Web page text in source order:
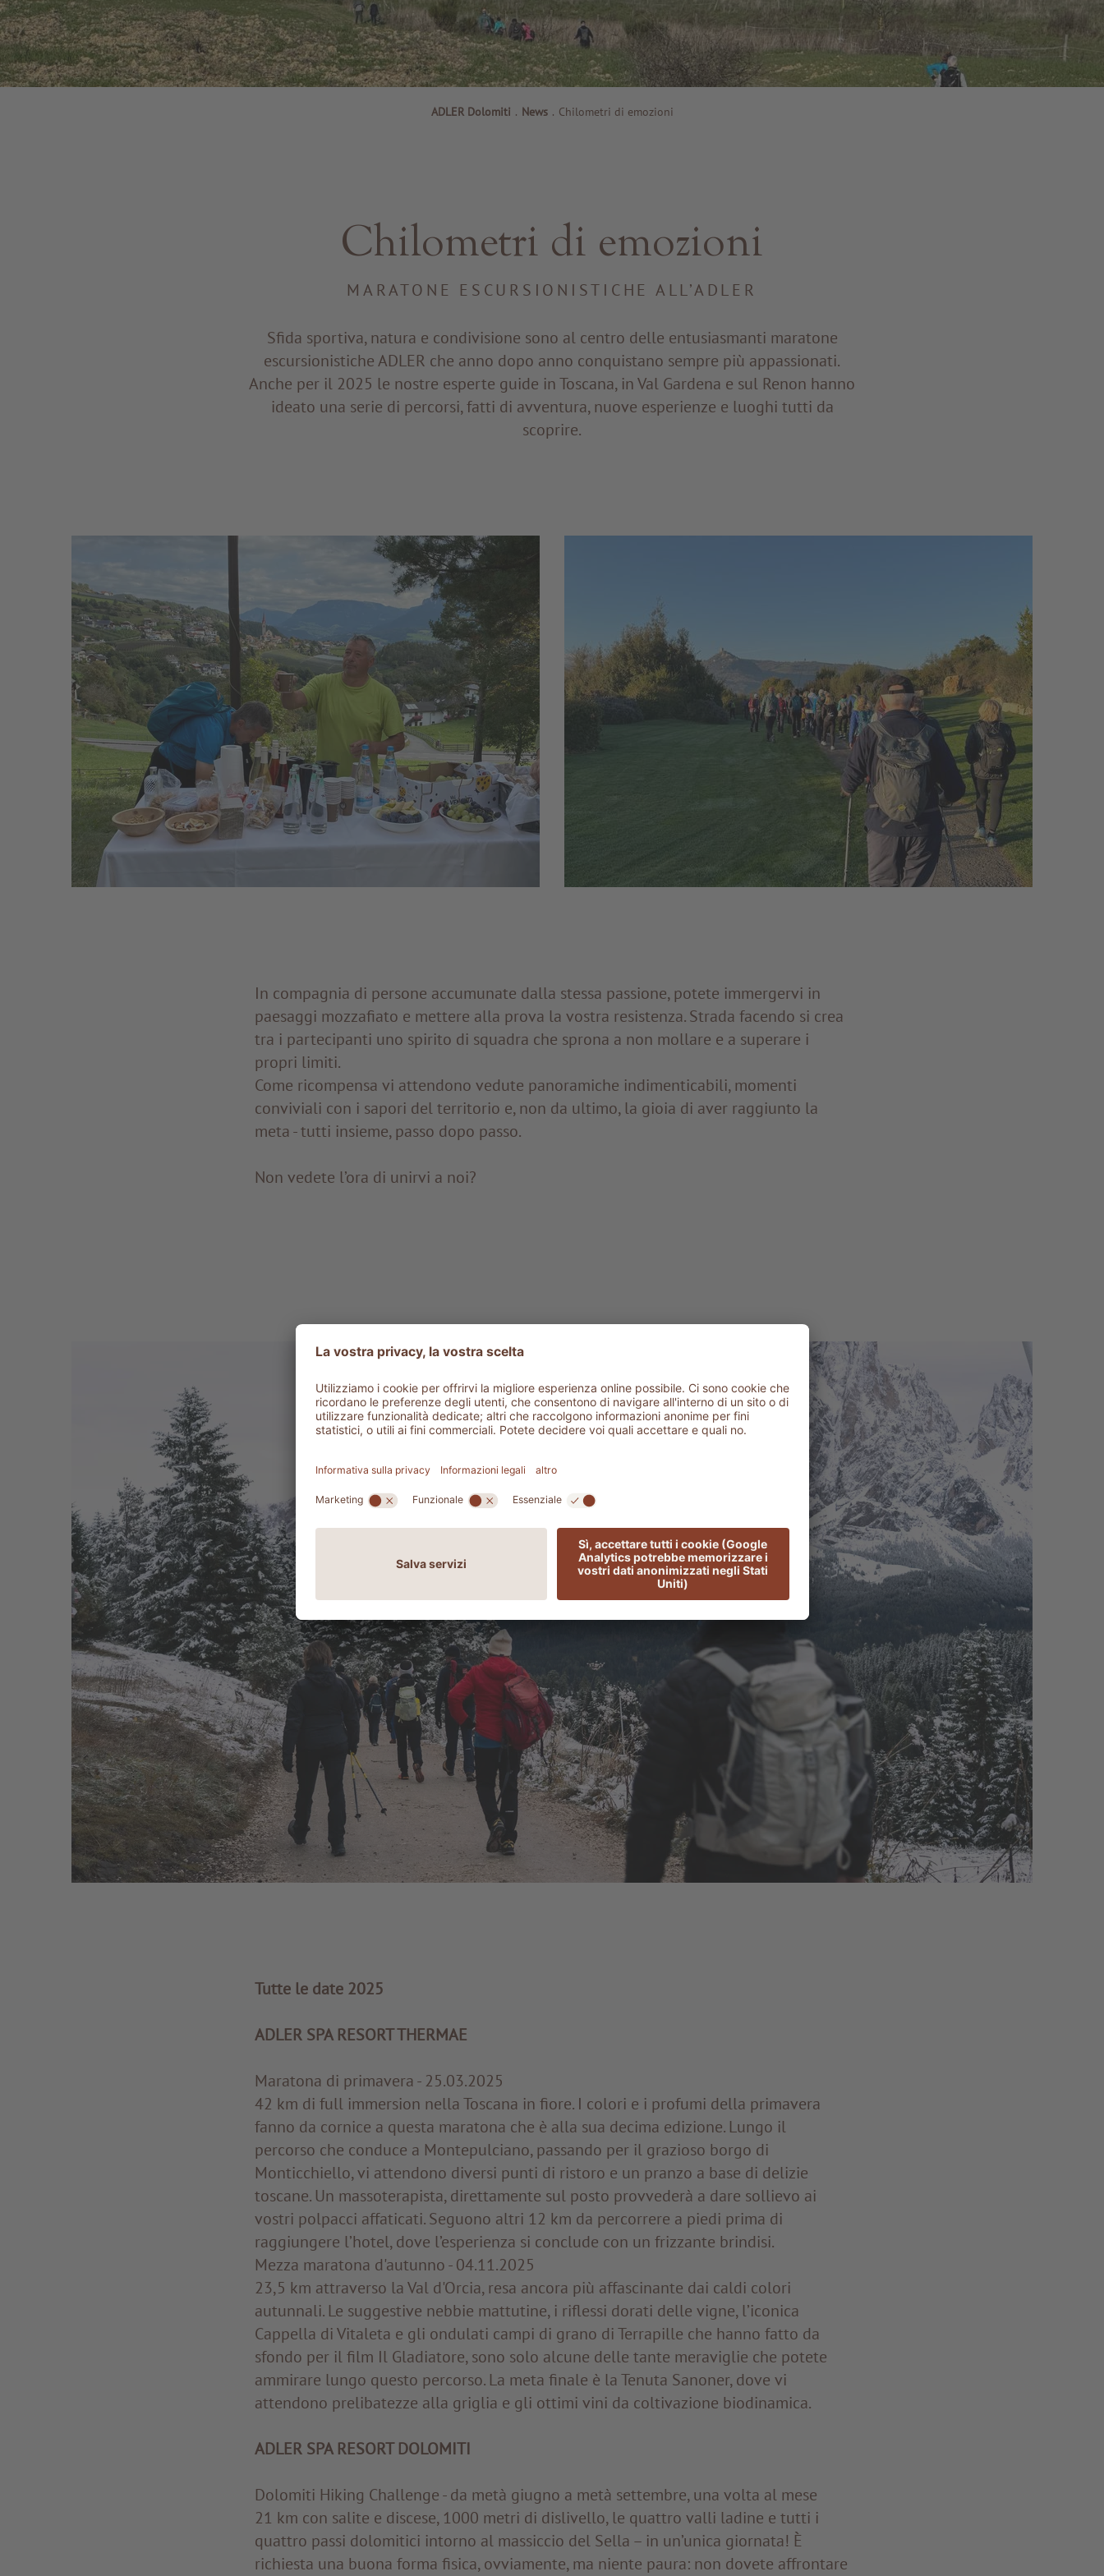
ADLER Dolomiti . News . Chilometri di emozioni
Chilometri di emozioni
MARATONE ESCURSIONISTICHE ALL’ADLER
Sfida sportiva, natura e condivisione sono al centro delle entusiasmanti maratone
escursionistiche ADLER che anno dopo anno conquistano sempre più appassionati.
Anche per il 2025 le nostre esperte guide in Toscana, in Val Gardena e sul Renon hanno
ideato una serie di percorsi, fatti di avventura, nuove esperienze e luoghi tutti da
scoprire.
In compagnia di persone accumunate dalla stessa passione, potete immergervi in
paesaggi mozzafiato e mettere alla prova la vostra resistenza. Strada facendo si crea
tra i partecipanti uno spirito di squadra che sprona a non mollare e a superare i
propri limiti.
Come ricompensa vi attendono vedute panoramiche indimenticabili, momenti
conviviali con i sapori del territorio e, non da ultimo, la gioia di aver raggiunto la
meta - tutti insieme, passo dopo passo.
Non vedete l’ora di unirvi a noi?
Tutte le date 2025
ADLER SPA RESORT THERMAE
Maratona di primavera - 25.03.2025
42 km di full immersion nella Toscana in fiore. I colori e i profumi della primavera
fanno da cornice a questa maratona che è alla sua decima edizione. Lungo il
percorso che conduce a Montepulciano, passando per il grazioso borgo di
Monticchiello, vi attendono diversi punti di ristoro e un pranzo a base di delizie
toscane. Un massoterapista, direttamente sul posto provvederà a dare sollievo ai
vostri polpacci affaticati. Seguono altri 12 km da percorrere a piedi prima di
raggiungere l’hotel, dove l’esperienza si conclude con un frizzante brindisi.
Mezza maratona d'autunno - 04.11.2025
23,5 km attraverso la Val d'Orcia, resa ancora più affascinante dai caldi colori
autunnali. Le suggestive nebbie mattutine, i riflessi dorati delle vigne, l’iconica
Cappella di Vitaleta e gli ondulati campi di grano di Terrapille che hanno fatto da
sfondo per il film Il Gladiatore, sono solo alcune delle tante meraviglie che potete
ammirare lungo questo percorso. La meta finale è la Tenuta Sanoner, dove vi
attendono prelibatezze alla griglia e gli ottimi vini da coltivazione biodinamica.
ADLER SPA RESORT DOLOMITI
Dolomiti Hiking Challenge - da metà giugno a metà settembre, una volta al mese
21 km con salite e discese, 1000 metri di dislivello, le quattro valli ladine e tutti i
quattro passi dolomitici intorno al massiccio del Sella – in un’unica giornata! È
richiesta una buona forma fisica, ovviamente, ma niente paura: non dovete affrontare